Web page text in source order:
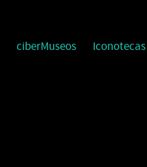
ciberMuseos Iconotecas